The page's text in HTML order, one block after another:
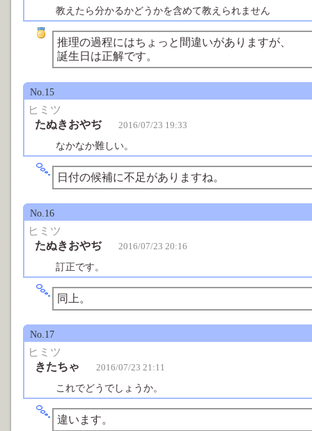
教えたら分かるかどうかを含めて教えられません
推理の過程にはちょっと間違いがありますが、
誕生日は正解です。
No.15
ヒミツ
たぬきおやぢ
2016/07/23 19:33
なかなか難しい。
日付の候補に不足がありますね。
No.16
ヒミツ
たぬきおやぢ
2016/07/23 20:16
訂正です。
同上。
No.17
ヒミツ
きたちゃ
2016/07/23 21:11
これでどうでしょうか。
違います。